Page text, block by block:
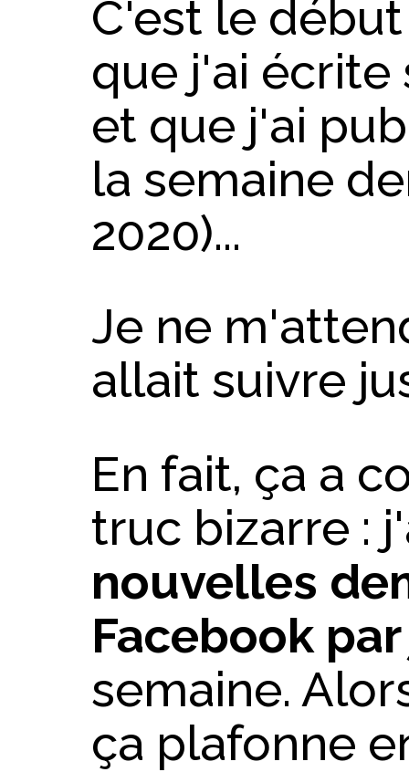
C'est le
que j'ai écrite
et que j'ai
la semaine
2020)...
Je ne
allait suivre
En fait, ça a
truc bizarre :
nouvelles
Facebook
semaine.
ça plafonne